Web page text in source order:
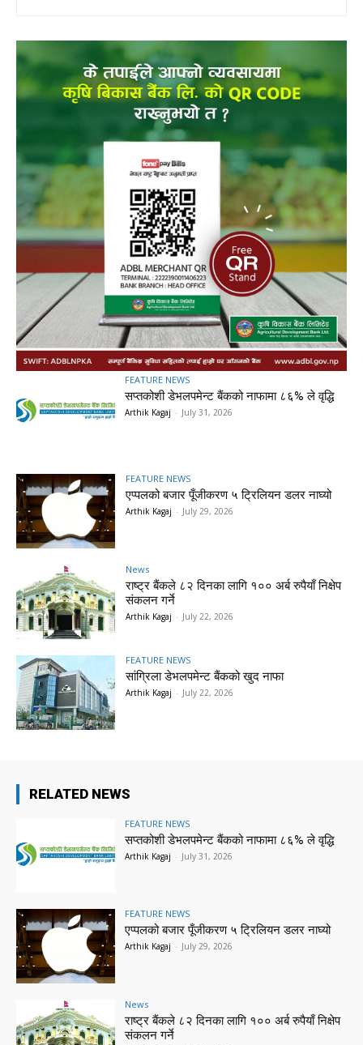
FEATURE NEWS
सप्तकोशी डेभलपमेन्ट बैंकको नाफामा ८६% ले वृद्धि
Arthik Kagaj - July 31, 2026
FEATURE NEWS
एप्पलको बजार पूँजीकरण ५ ट्रिलियन डलर नाघ्यो
Arthik Kagaj - July 29, 2026
News
राष्ट्र बैंकले ८२ दिनका लागि १०० अर्ब रुपैयाँ निक्षेप
संकलन गर्ने
Arthik Kagaj - July 22, 2026
FEATURE NEWS
सांग्रिला डेभलपमेन्ट बैंकको खुद नाफा
Arthik Kagaj - July 22, 2026
RELATED NEWS
FEATURE NEWS
सप्तकोशी डेभलपमेन्ट बैंकको नाफामा ८६% ले वृद्धि
Arthik Kagaj - July 31, 2026
FEATURE NEWS
एप्पलको बजार पूँजीकरण ५ ट्रिलियन डलर नाघ्यो
Arthik Kagaj - July 29, 2026
News
राष्ट्र बैंकले ८२ दिनका लागि १०० अर्ब रुपैयाँ निक्षेप
संकलन गर्ने